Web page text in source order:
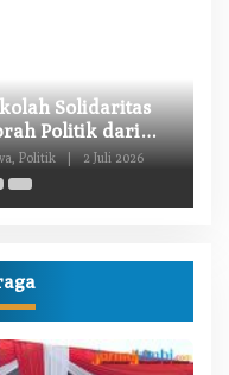
Solidaritas
Politik dari
Politik 2 Juli 2026